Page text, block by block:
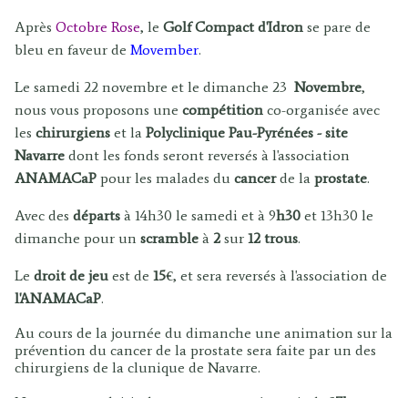
Après Octobre Rose, le Golf Compact d'Idron se pare de
bleu en faveur de Movember.
Le samedi 22 novembre et le dimanche 23 Novembre,
nous vous proposons une compétition co-organisée avec
les chirurgiens et la Polyclinique Pau-Pyrénées - site
Navarre dont les fonds seront reversés à l'association
ANAMACaP pour les malades du cancerde la prostate.
Avec des départs à 14h30 le samedi et à 9h30 et 13h30 le
dimanche pour un scramble à 2 sur 12 trous.
Le droit de jeu est de 15€, et sera reversés à l'association de
l'ANAMACaP.
Au cours de la journée du dimanche une animation sur la
prévention du cancer de la prostate sera faite par un des
chirurgiens de la clunique de Navarre.